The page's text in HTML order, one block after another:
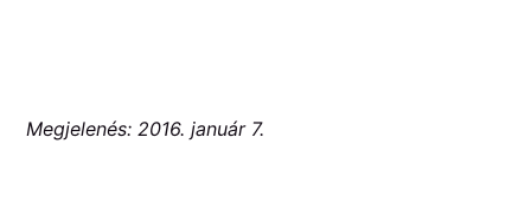
Megjelenés: 2016. január 7.